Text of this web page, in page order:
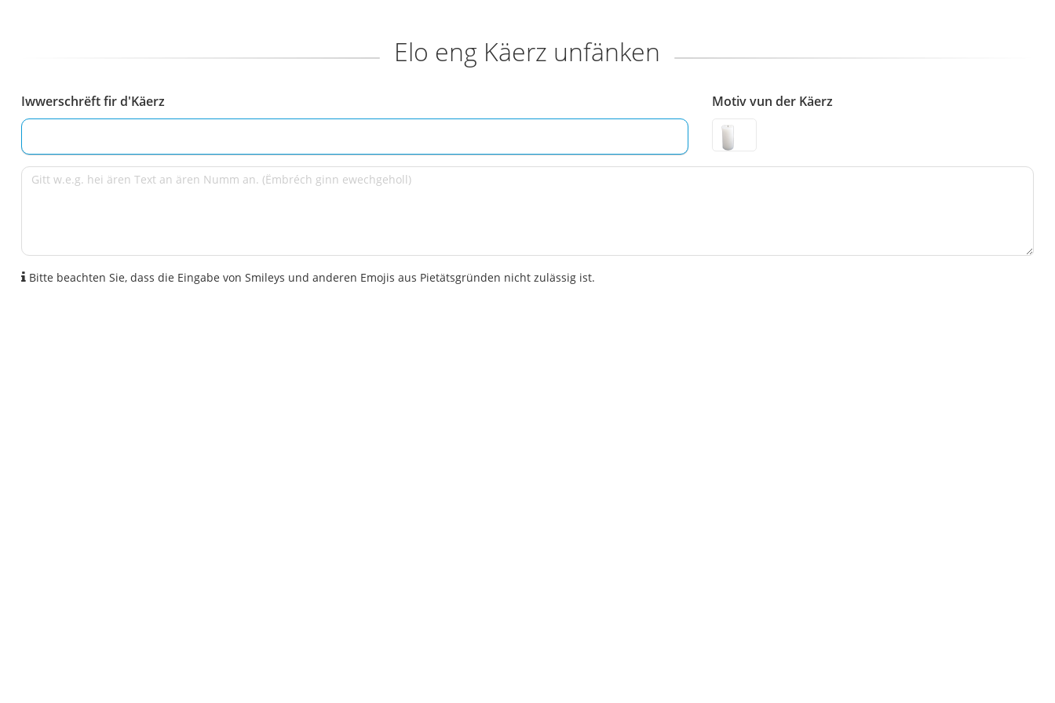
Elo eng Käerz unfänken
Iwwerschrëft fir d'Käerz Motiv vun der Käerz
Bitte beachten Sie, dass die Eingabe von Smileys und anderen Emojis aus Pietätsgründen nicht zulässig ist.